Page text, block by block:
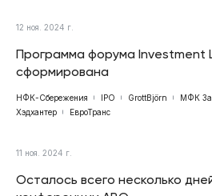
12 ноя. 2024 г.
Программа форума Investment
сформирована
НФК-Сбережения IPO GrottBjörn МФК
Хэдхантер
ЕвроТранс
11 ноя. 2024 г.
Осталось всего несколько